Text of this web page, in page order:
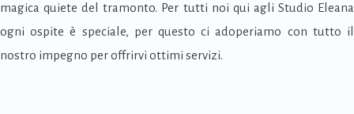
magica quiete del tramonto. Per tutti noi qui agli Studio Eleana
ogni ospite è speciale, per questo ci adoperiamo con tutto il
nostro impegno per offrirvi ottimi servizi.